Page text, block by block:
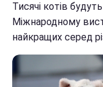
Тисячі котів
Міжнародному
найкращих серед